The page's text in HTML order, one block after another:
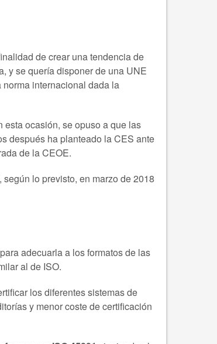
de crear una tendencia de
y se quería disponer de una UNE
internacional dada la
esta ocasión, se opuso a que las
después ha planteado la CES ante
de la CEOE.
lo previsto, en marzo de 2018
adecuarla a los formatos de las
al de ISO.
los diferentes sistemas de
y menor coste de certificación